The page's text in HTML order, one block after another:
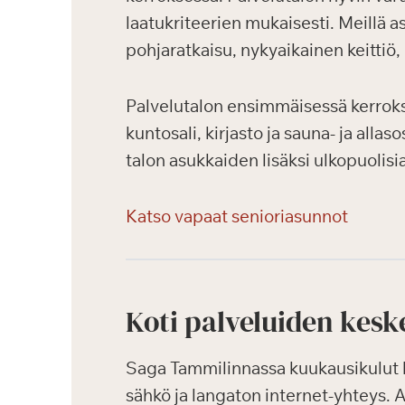
laatukriteerien mukaisesti. Meillä
pohjaratkaisu, nykyaikainen
Palvelutalon ensimmäisessä
kuntosali, kirjasto ja sauna- ja
talon asukkaiden lisäksi
Katso vapaat senioriasunnot
Koti palveluiden
Saga Tammilinnassa
sähkö ja langaton internet-yhteys.